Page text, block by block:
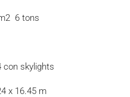
6 tons
con skylights
x 16.45 m